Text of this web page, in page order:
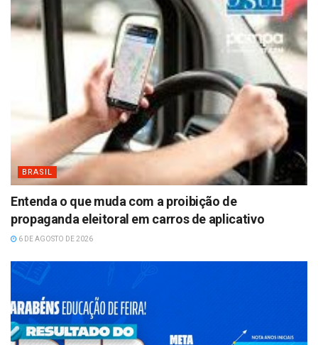
BRASIL
Entenda o que muda com a proibição de
propaganda eleitoral em carros de aplicativo
6 DE AGOSTO DE 2026